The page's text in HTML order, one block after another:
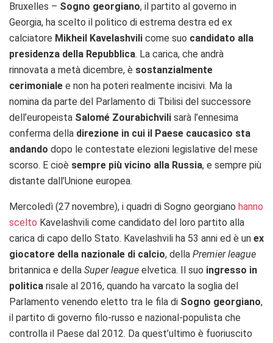
Bruxelles – Sogno georgiano, il partito al governo in
Georgia, ha scelto il politico di estrema destra ed ex
calciatore Mikheil Kavelashvili come suo candidato alla
presidenza della Repubblica. La carica, che andrà
rinnovata a metà dicembre, è sostanzialmente
cerimoniale e non ha poteri realmente incisivi. Ma la
nomina da parte del Parlamento di Tbilisi del successore
dell’europeista Salomé Zourabichvili sarà l’ennesima
conferma della direzione in cui il Paese caucasico sta
andando dopo le contestate elezioni legislative del mese
scorso. E cioè sempre più vicino alla Russia, e sempre più
distante dall’Unione europea.
Mercoledì (27 novembre), i quadri di Sogno georgiano hanno
scelto Kavelashvili come candidato del loro partito alla
carica di capo dello Stato. Kavelashvili ha 53 anni ed è un ex
giocatore della nazionale di calcio, della Premier league
britannica e della Super league elvetica. Il suo ingresso in
politica risale al 2016, quando ha varcato la soglia del
Parlamento venendo eletto tra le fila di Sogno georgiano,
il partito di governo filo-russo e nazional-populista che
controlla il Paese dal 2012. Da quest’ultimo è fuoriuscito